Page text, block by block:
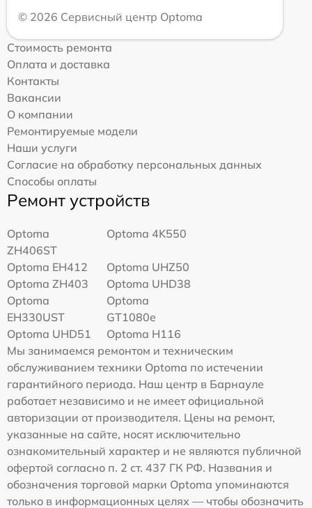
© 2026 Сервисный центр Optoma
Стоимость ремонта
Оплата и доставка
Контакты
Вакансии
О компании
Ремонтируемые модели
Наши услуги
Согласие на обработку персональных данных
Способы оплаты
Ремонт устройств
Optoma
ZH406ST
Optoma 4K550
Optoma EH412
Optoma UHZ50
Optoma ZH403
Optoma UHD38
Optoma
EH330UST
Optoma
GT1080e
Optoma UHD51
Optoma H116
Мы занимаемся ремонтом и техническим
обслуживанием техники Optoma по истечении
гарантийного периода. Наш центр в Барнауле
работает независимо и не имеет официальной
авторизации от производителя. Цены на ремонт,
указанные на сайте, носят исключительно
ознакомительный характер и не являются публичной
офертой согласно п. 2 ст. 437 ГК РФ. Названия и
обозначения торговой марки Optoma упоминаются
только в информационных целях — чтобы обозначить